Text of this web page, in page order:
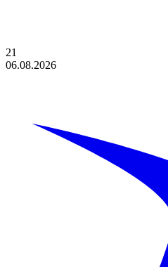
21
06.08.2026